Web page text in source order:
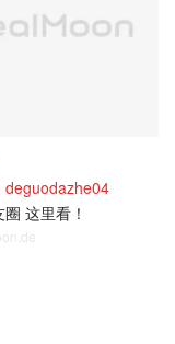
deguodazhe04
这里看！